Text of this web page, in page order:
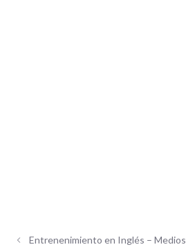
Entrenenimiento en Inglés – Medios